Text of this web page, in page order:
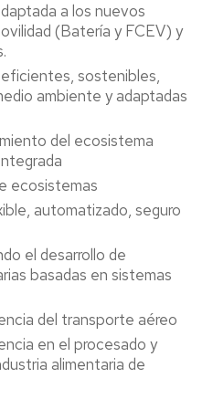
a los nuevos
(Batería y FCEV) y
sostenibles,
ambiente y adaptadas
del ecosistema
ecosistemas
automatizado, seguro
el desarrollo de
basadas en sistemas
del transporte aéreo
en el procesado y
alimentaria de